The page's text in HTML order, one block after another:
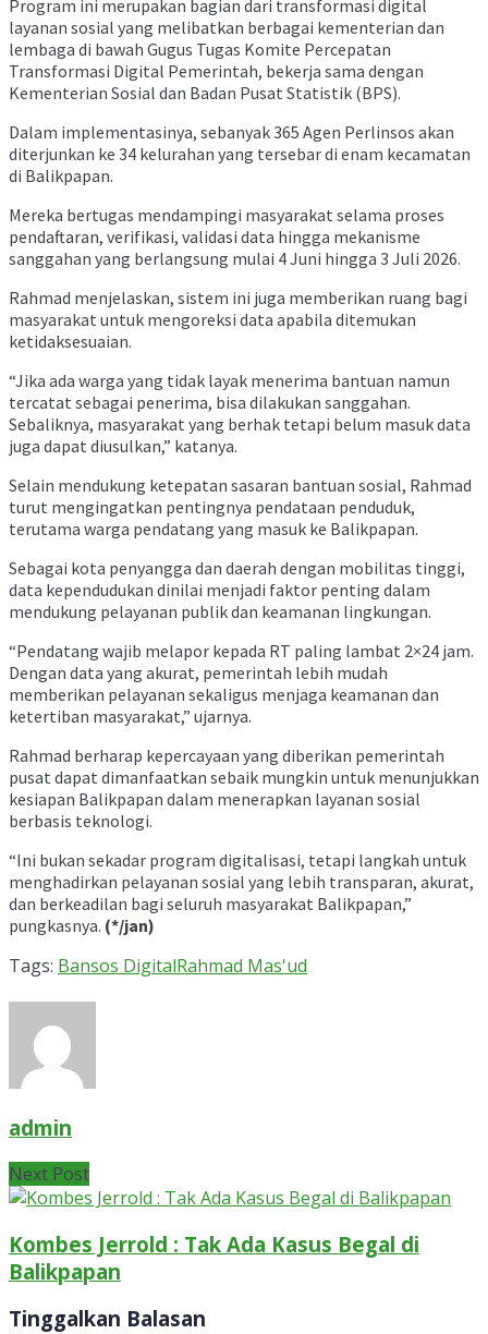
Program ini merupakan bagian dari transformasi digital
layanan sosial yang melibatkan berbagai kementerian dan
lembaga di bawah Gugus Tugas Komite Percepatan
Transformasi Digital Pemerintah, bekerja sama dengan
Kementerian Sosial dan Badan Pusat Statistik (BPS).
Dalam implementasinya, sebanyak 365 Agen Perlinsos akan
diterjunkan ke 34 kelurahan yang tersebar di enam kecamatan
di Balikpapan.
Mereka bertugas mendampingi masyarakat selama proses
pendaftaran, verifikasi, validasi data hingga mekanisme
sanggahan yang berlangsung mulai 4 Juni hingga 3 Juli 2026.
Rahmad menjelaskan, sistem ini juga memberikan ruang bagi
masyarakat untuk mengoreksi data apabila ditemukan
ketidaksesuaian.
“Jika ada warga yang tidak layak menerima bantuan namun
tercatat sebagai penerima, bisa dilakukan sanggahan.
Sebaliknya, masyarakat yang berhak tetapi belum masuk data
juga dapat diusulkan,” katanya.
Selain mendukung ketepatan sasaran bantuan sosial, Rahmad
turut mengingatkan pentingnya pendataan penduduk,
terutama warga pendatang yang masuk ke Balikpapan.
Sebagai kota penyangga dan daerah dengan mobilitas tinggi,
data kependudukan dinilai menjadi faktor penting dalam
mendukung pelayanan publik dan keamanan lingkungan.
“Pendatang wajib melapor kepada RT paling lambat 2×24 jam.
Dengan data yang akurat, pemerintah lebih mudah
memberikan pelayanan sekaligus menjaga keamanan dan
ketertiban masyarakat,” ujarnya.
Rahmad berharap kepercayaan yang diberikan pemerintah
pusat dapat dimanfaatkan sebaik mungkin untuk menunjukkan
kesiapan Balikpapan dalam menerapkan layanan sosial
berbasis teknologi.
“Ini bukan sekadar program digitalisasi, tetapi langkah untuk
menghadirkan pelayanan sosial yang lebih transparan, akurat,
dan berkeadilan bagi seluruh masyarakat Balikpapan,”
pungkasnya. (*/jan)
Tags: Bansos DigitalRahmad Mas'ud
admin
Next Post
Kombes Jerrold : Tak Ada Kasus Begal di
Balikpapan
Tinggalkan Balasan